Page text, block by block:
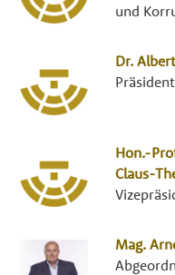
und
Dr. Albert
Hon.-
Claus-
Mag.